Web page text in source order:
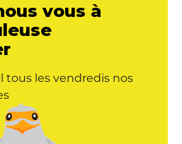
vous à
tous les vendredis nos